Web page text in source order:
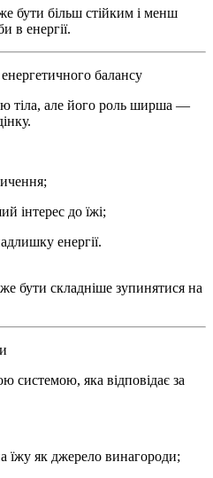
бути більш стійким і менш
в енергії.
балансу
тіла, але його роль ширша —
інтерес до їжі;
енергії.
бути складніше зупинятися на
системою, яка відповідає за
їжу як джерело винагороди;